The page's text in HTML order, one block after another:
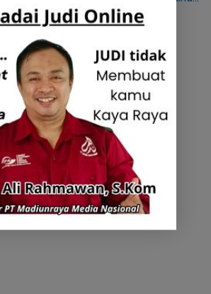
Mekanik bagi Komunitas DMI